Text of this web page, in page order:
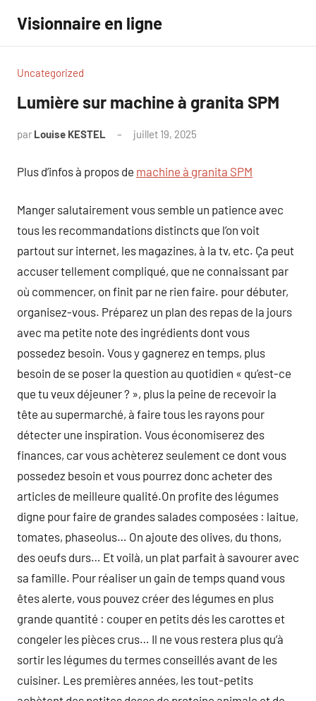
contenu
Visionnaire en ligne
Uncategorized
Lumière sur machine à granita SPM
par Louise KESTEL juillet 19, 2025
Plus d’infos à propos de machine à granita SPM
Manger salutairement vous semble un patience avec
tous les recommandations distincts que l’on voit
partout sur internet, les magazines, à la tv, etc. Ça peut
accuser tellement compliqué, que ne connaissant par
où commencer, on finit par ne rien faire. pour débuter,
organisez-vous. Préparez un plan des repas de la jours
avec ma petite note des ingrédients dont vous
possedez besoin. Vous y gagnerez en temps, plus
besoin de se poser la question au quotidien « qu’est-ce
que tu veux déjeuner ? », plus la peine de recevoir la
tête au supermarché, à faire tous les rayons pour
détecter une inspiration. Vous économiserez des
finances, car vous achèterez seulement ce dont vous
possedez besoin et vous pourrez donc acheter des
articles de meilleure qualité.On profite des légumes
digne pour faire de grandes salades composées : laitue,
tomates, phaseolus… On ajoute des olives, du thons,
des oeufs durs… Et voilà, un plat parfait à savourer avec
sa famille. Pour réaliser un gain de temps quand vous
êtes alerte, vous pouvez créer des légumes en plus
grande quantité : couper en petits dés les carottes et
congeler les pièces crus… Il ne vous restera plus qu’à
sortir les légumes du termes conseillés avant de les
cuisiner. Les premières années, les tout-petits